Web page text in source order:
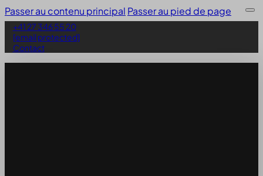
Passer au contenu principal Passer au pied de page
+41 27 346 55 20
[email protected]
Contact